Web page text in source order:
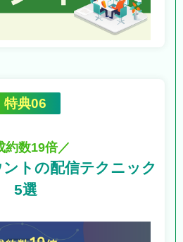
特典06
約数19倍／
ントの配信テクニック
5選